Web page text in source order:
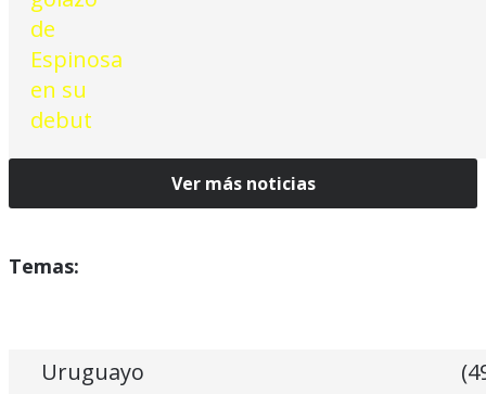
Ver más noticias
Temas:
Uruguayo